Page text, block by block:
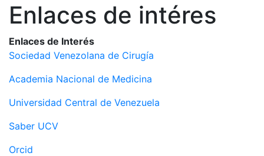
Enlaces de intéres
Enlaces de Interés
Sociedad Venezolana de Cirugía
Academia Nacional de Medicina
Universidad Central de Venezuela
Saber UCV
Orcid